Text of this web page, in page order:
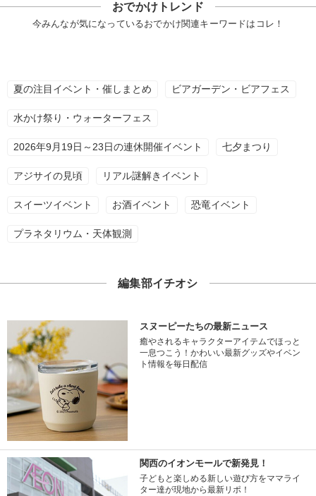
おでかけトレンド
今みんなが気になっているおでかけ関連キーワードはコレ！
夏の注目イベント・催しまとめ ビアガーデン・ビアフェス
水かけ祭り・ウォーターフェス
2026年9月19日～23日の連休開催イベント 七夕まつり
アジサイの見頃 リアル謎解きイベント
スイーツイベント お酒イベント 恐竜イベント
プラネタリウム・天体観測
編集部イチオシ
スヌーピーたちの最新ニュース
癒やされるキャラクターアイテムでほっと
一息つこう！かわいい最新グッズやイベン
ト情報を毎日配信
関西のイオンモールで新発見！
子どもと楽しめる新しい遊び方をママライ
ター達が現地から最新リポ！